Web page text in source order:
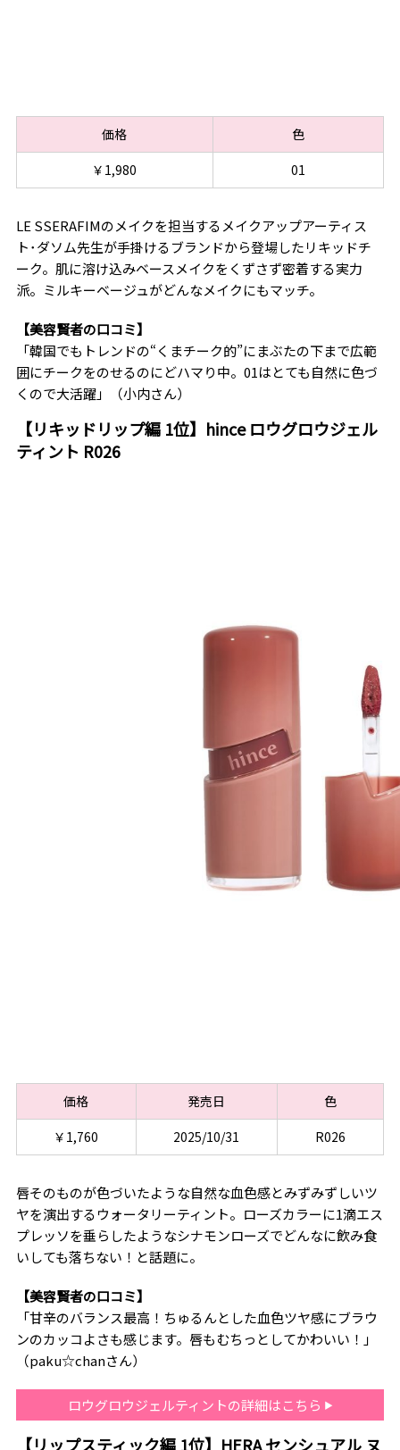
価格
色
￥1,980
01
LE SSERAFIMのメイクを担当するメイクアップアーティス
ト･ダソム先生が手掛けるブランドから登場したリキッドチ
ーク。肌に溶け込みベースメイクをくずさず密着する実力
派。ミルキーベージュがどんなメイクにもマッチ。
【美容賢者の口コミ】
「韓国でもトレンドの“くまチーク的”にまぶたの下まで広範
囲にチークをのせるのにどハマり中。01はとても自然に色づ
くので大活躍」（小内さん）
【リキッドリップ編 1位】hince ロウグロウジェル
ティント R026
価格 発売日
色
￥1,760
2025/10/31 R026
唇そのものが色づいたような自然な血色感とみずみずしいツ
ヤを演出するウォータリーティント。ローズカラーに1滴エス
プレッソを垂らしたようなシナモンローズでどんなに飲み食
いしても落ちない！と話題に。
【美容賢者の口コミ】
「甘辛のバランス最高！ちゅるんとした血色ツヤ感にブラウ
ンのカッコよさも感じます。唇もむちっとしてかわいい！」
（paku☆chanさん）
ロウグロウジェルティントの詳細はこちら
【リップスティック編 1位】HERA センシュアル ヌ